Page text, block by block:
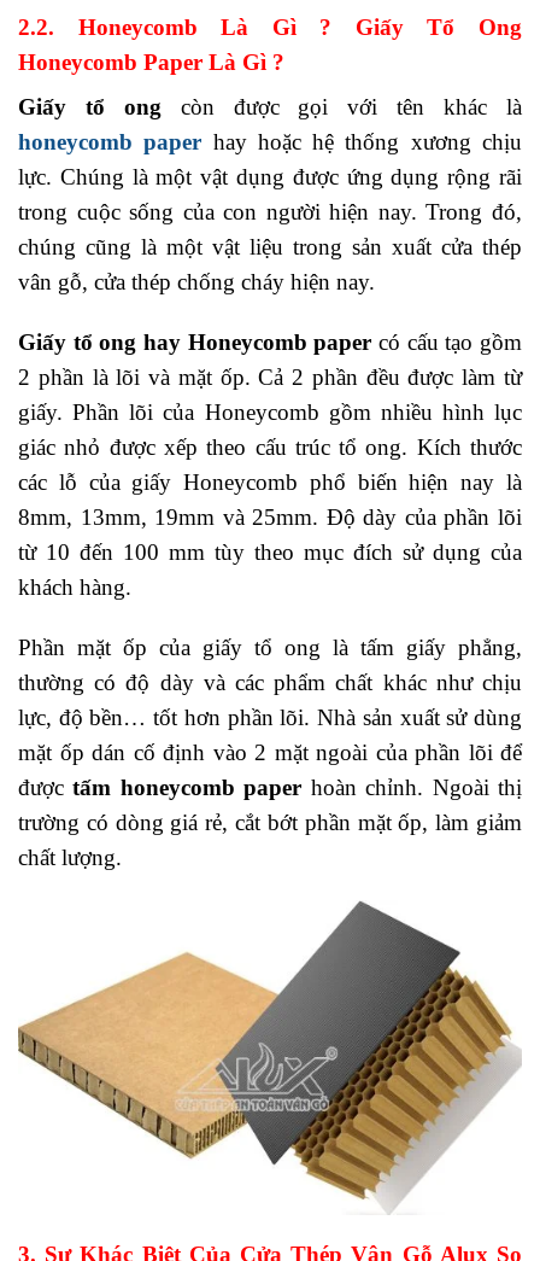
2.2. Honeycomb Là Gì ? Giấy Tổ Ong
Honeycomb Paper Là Gì ?
Giấy tổ ong còn được gọi với tên khác là
honeycomb paper hay hoặc hệ thống xương chịu
lực. Chúng là một vật dụng được ứng dụng rộng rãi
trong cuộc sống của con người hiện nay. Trong đó,
chúng cũng là một vật liệu trong sản xuất cửa thép
vân gỗ, cửa thép chống cháy hiện nay.
Giấy tổ ong hay Honeycomb paper có cấu tạo gồm
2 phần là lõi và mặt ốp. Cả 2 phần đều được làm từ
giấy. Phần lõi của Honeycomb gồm nhiều hình lục
giác nhỏ được xếp theo cấu trúc tổ ong. Kích thước
các lỗ của giấy Honeycomb phổ biến hiện nay là
8mm, 13mm, 19mm và 25mm. Độ dày của phần lõi
từ 10 đến 100 mm tùy theo mục đích sử dụng của
khách hàng.
Phần mặt ốp của giấy tổ ong là tấm giấy phẳng,
thường có độ dày và các phẩm chất khác như chịu
lực, độ bền… tốt hơn phần lõi. Nhà sản xuất sử dùng
mặt ốp dán cố định vào 2 mặt ngoài của phần lõi để
đượctấm honeycomb paper hoàn chỉnh. Ngoài thị
trường có dòng giá rẻ, cắt bớt phần mặt ốp, làm giảm
chất lượng.
3. Sự Khác Biệt Của Cửa Thép Vân Gỗ Alux So